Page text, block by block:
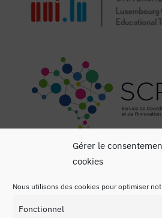
Gérer le
cookies
Nous utilisons des cookies pour optimiser
Fonctionnel